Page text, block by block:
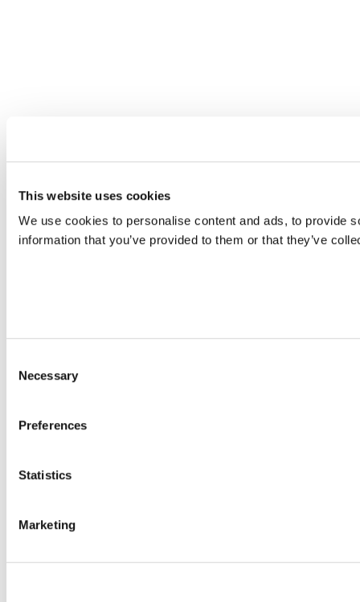
This website uses cookies
We use cookies to personalise content and ads, to provide
information that you’ve provided to them or that they’ve
Selection
Necessary
Preferences
Statistics
Marketing